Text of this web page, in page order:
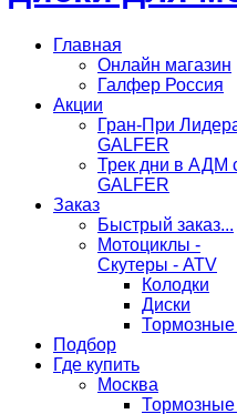
Главная
Онлайн магазин
Галфер Россия
Акции
Гран-При
GALFER
Трек дни в АДМ
GALFER
Заказ
Быстрый заказ...
Мотоциклы -
Скутеры - ATV
Колодки
Диски
Подбор
Где купить
Москва
Тормозные